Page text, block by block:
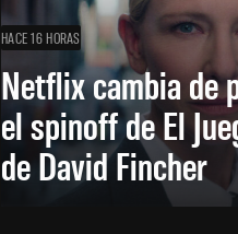
HACE 16 HORAS
Netflix cambia de
el spinoff de El
de David Fincher